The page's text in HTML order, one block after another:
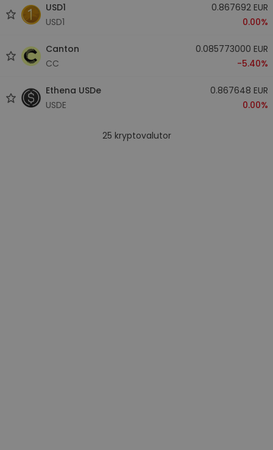
USD1
USD1
0.867692 EUR
0.00%
Canton
CC
0.085773000 EUR
-5.40%
Ethena USDe
USDE
0.867648 EUR
0.00%
25 kryptovalutor